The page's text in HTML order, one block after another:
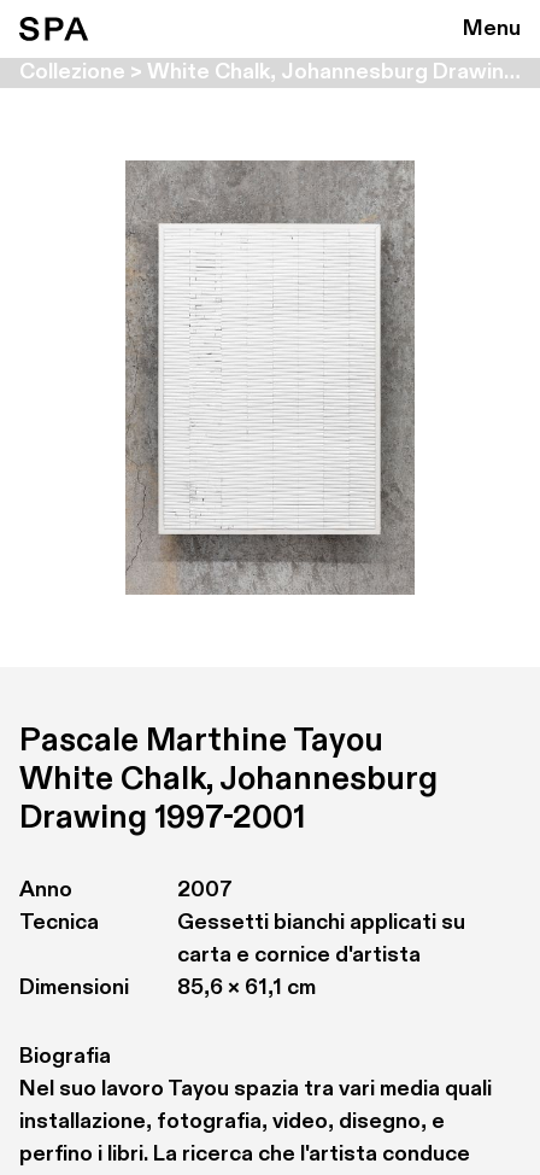
Menu
Collezione > White Chalk, Johannesburg Drawing 1997-2001
Pascale Marthine Tayou
White Chalk, Johannesburg
Drawing 1997-2001
Anno
2007
Tecnica
Gessetti bianchi applicati su
carta e cornice d'artista
Dimensioni
85,6 × 61,1 cm
Biografia
Nel suo lavoro Tayou spazia tra vari media quali
installazione, fotografia, video, disegno, e
perfino i libri. La ricerca che l'artista conduce